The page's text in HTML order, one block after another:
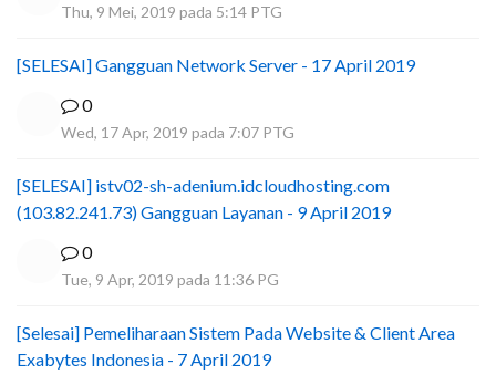
Thu, 9 Mei, 2019 pada 5:14 PTG
[SELESAI] Gangguan Network Server - 17 April 2019
0
Wed, 17 Apr, 2019 pada 7:07 PTG
[SELESAI] istv02-sh-adenium.idcloudhosting.com
(103.82.241.73) Gangguan Layanan - 9 April 2019
0
Tue, 9 Apr, 2019 pada 11:36 PG
[Selesai] Pemeliharaan Sistem Pada Website & Client Area
Exabytes Indonesia - 7 April 2019